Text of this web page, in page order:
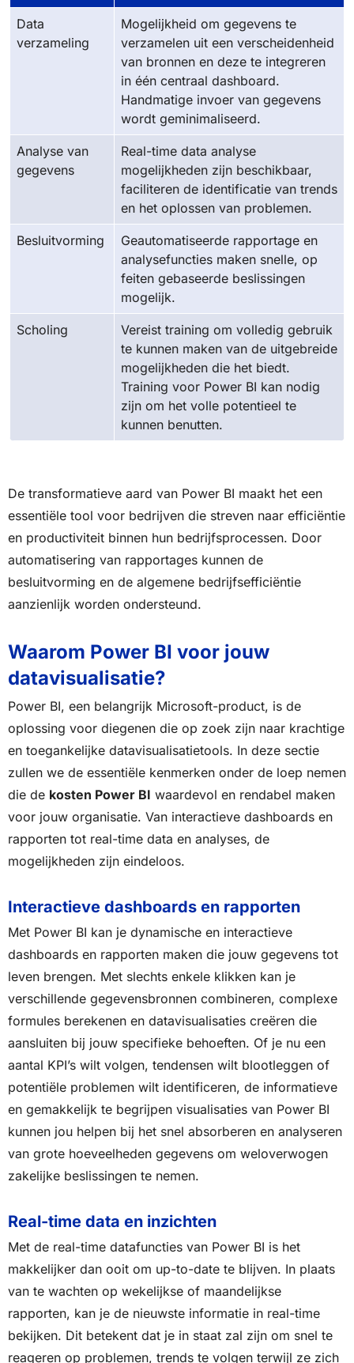
Data
verzameling
Mogelijkheid om gegevens te
verzamelen uit een verscheidenheid
van bronnen en deze te integreren
in één centraal dashboard.
Handmatige invoer van gegevens
wordt geminimaliseerd.
Analyse van
gegevens
Real-time data analyse
mogelijkheden zijn beschikbaar,
faciliteren de identificatie van trends
en het oplossen van problemen.
Besluitvorming
Geautomatiseerde rapportage en
analysefuncties maken snelle, op
feiten gebaseerde beslissingen
mogelijk.
Scholing
Vereist training om volledig gebruik
te kunnen maken van de uitgebreide
mogelijkheden die het biedt.
Training voor Power BI kan nodig
zijn om het volle potentieel te
kunnen benutten.
De transformatieve aard van Power BI maakt het een
essentiële tool voor bedrijven die streven naar efficiëntie
en productiviteit binnen hun bedrijfsprocessen. Door
automatisering van rapportages kunnen de
besluitvorming en de algemene bedrijfsefficiëntie
aanzienlijk worden ondersteund.
Waarom Power BI voor jouw
datavisualisatie?
Power BI, een belangrijk Microsoft-product, is de
oplossing voor diegenen die op zoek zijn naar krachtige
en toegankelijke datavisualisatietools. In deze sectie
zullen we de essentiële kenmerken onder de loep nemen
die de kosten Power BI waardevol en rendabel maken
voor jouw organisatie. Van interactieve dashboards en
rapporten tot real-time data en analyses, de
mogelijkheden zijn eindeloos.
Interactieve dashboards en rapporten
Met Power BI kan je dynamische en interactieve
dashboards en rapporten maken die jouw gegevens tot
leven brengen. Met slechts enkele klikken kan je
verschillende gegevensbronnen combineren, complexe
formules berekenen en datavisualisaties creëren die
aansluiten bij jouw specifieke behoeften. Of je nu een
aantal KPI’s wilt volgen, tendensen wilt blootleggen of
potentiële problemen wilt identificeren, de informatieve
en gemakkelijk te begrijpen visualisaties van Power BI
kunnen jou helpen bij het snel absorberen en analyseren
van grote hoeveelheden gegevens om weloverwogen
zakelijke beslissingen te nemen.
Real-time data en inzichten
Met de real-time datafuncties van Power BI is het
makkelijker dan ooit om up-to-date te blijven. In plaats
van te wachten op wekelijkse of maandelijkse
rapporten, kan je de nieuwste informatie in real-time
bekijken. Dit betekent dat je in staat zal zijn om snel te
reageren op problemen, trends te volgen terwijl ze zich